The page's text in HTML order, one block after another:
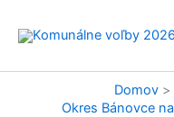
Domov
Okres Bánovce